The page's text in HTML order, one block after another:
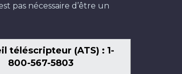
pas nécessaire d’être un
téléscripteur (ATS) : 1-
800-567-5803